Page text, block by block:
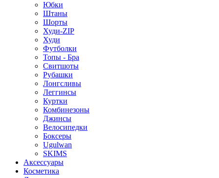
Юбки
Штаны
Шорты
Худи-ZIP
Худи
Футболки
Топы - Бра
Свитшоты
Рубашки
Лонгсливы
Леггинсы
Куртки
Комбинезоны
Джинсы
Велосипедки
Боксеры
Ugulwan
SKIMS
Аксессуары
Косметика